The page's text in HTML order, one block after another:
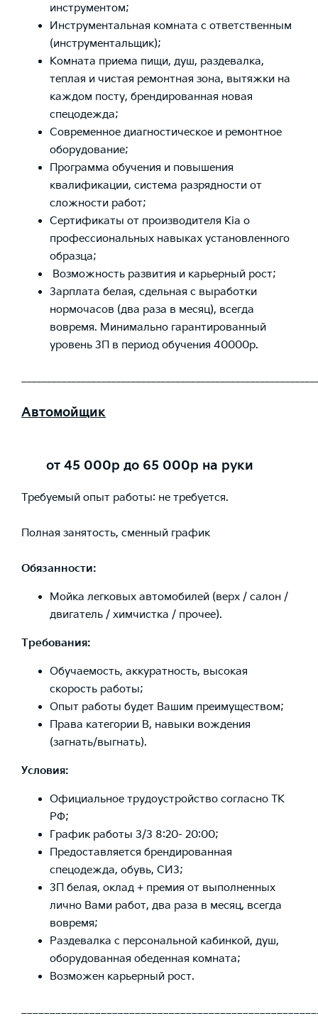
инструментом;
Инструментальная комната с ответственным
(инструментальщик);
Комната приема пищи, душ, раздевалка,
теплая и чистая ремонтная зона, вытяжки на
каждом посту, брендированная новая
спецодежда;
Современное диагностическое и ремонтное
оборудование;
Программа обучения и повышения
квалификации, система разрядности от
сложности работ;
Сертификаты от производителя Кia о
профессиональных навыках установленного
образца;
Возможность развития и карьерный рост;
Зарплата белая, сдельная с выработки
нормочасов (два раза в месяц), всегда
вовремя. Минимально гарантированный
уровень ЗП в период обучения 40000р.
Автомойщик
от 45 000р до 65 000р на руки
Требуемый опыт работы: не требуется.
Полная занятость, сменный график
Обязанности:
Мойка легковых автомобилей (верх / салон /
двигатель / химчистка / прочее).
Требования:
Обучаемость, аккуратность, высокая
скорость работы;
Опыт работы будет Вашим преимуществом;
Права категории B, навыки вождения
(загнать/выгнать).
Условия:
Официальное трудоустройство согласно ТК
РФ;
График работы 3/3 8:20- 20:00;
Предоставляется брендированная
спецодежда, обувь, СИЗ;
ЗП белая, оклад + премия от выполненных
лично Вами работ, два раза в месяц, всегда
вовремя;
Раздевалка с персональной кабинкой, душ,
оборудованная обеденная комната;
Возможен карьерный рост.